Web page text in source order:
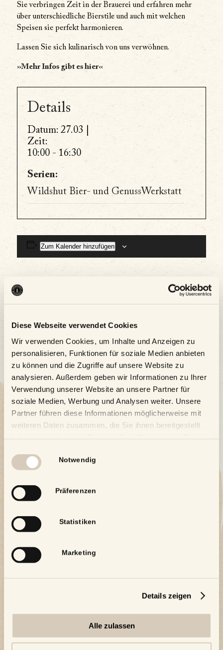
Diese Webseite verwendet Cookies
Wir verwenden Cookies, um Inhalte und Anzeigen zu
personalisieren, Funktionen für soziale Medien anbieten
zu können und die Zugriffe auf unsere Website zu
analysieren. Außerdem geben wir Informationen zu Ihrer
Verwendung unserer Website an unsere Partner für
soziale Medien, Werbung und Analysen weiter. Unsere
Partner führen diese Informationen möglicherweise mit
weiteren Daten zusammen, die Sie ihnen bereitgestellt
Notwendig
Präferenzen
Statistiken
Marketing
Details zeigen
Alle zulassen
Sie verbringen Zeit in der Brauerei und erfahren mehr
über unterschiedliche Bierstile und auch mit welchen
Speisen sie perfekt harmonieren.
Lassen Sie sich kulinarisch von uns verwöhnen.
››Mehr Infos gibt es hier‹‹
Details
Datum: 27.03 |
Zeit:
10:00 - 16:30
Serien:
Wildshut Bier- und GenussWerkstatt
Zum Kalender hinzufügen
Adresse: